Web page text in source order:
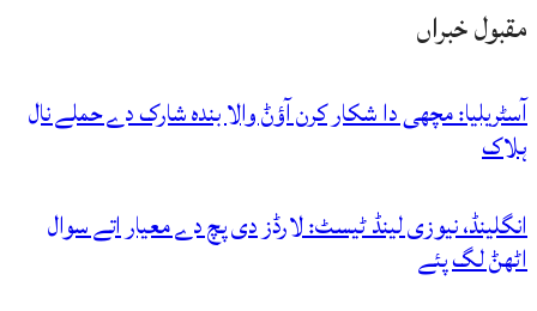
مقبول خبراں
آسٹریلیا: مچھی دا شکار کرن آؤݨ والا بندہ شارک دے حملے نال
ہلاک
انگلینڈ، نیوزی لینڈ ٹیسٹ: لارڈز دی پچ دے معیار اتے سوال
اٹھݨ لگ پئے